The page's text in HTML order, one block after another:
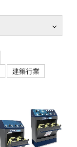
建築行業